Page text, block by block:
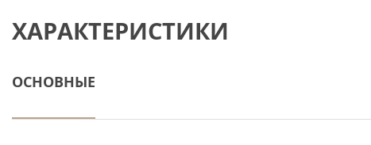
ХАРАКТЕРИСТИКИ
ОСНОВНЫЕ